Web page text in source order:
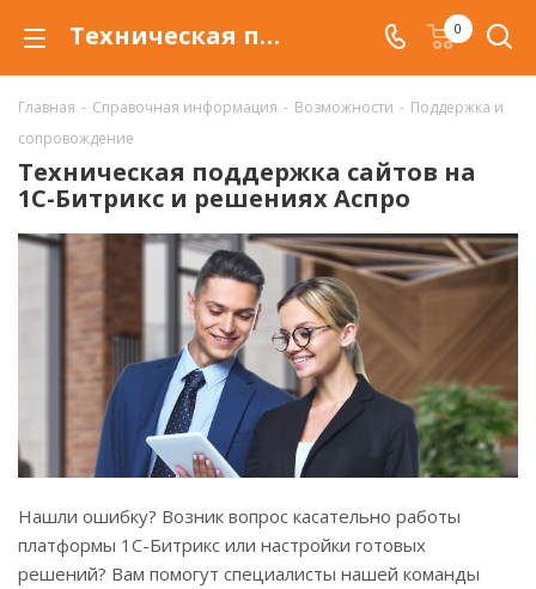
Техническая поддержка сайтов на 1С-Битрикс и решениях Аспро 0
Главная - Справочная информация - Возможности - Поддержка и
сопровождение
Техническая поддержка сайтов на
1С-Битрикс и решениях Аспро
Нашли ошибку? Возник вопрос касательно работы
платформы 1С-Битрикс или настройки готовых
решений? Вам помогут специалисты нашей команды